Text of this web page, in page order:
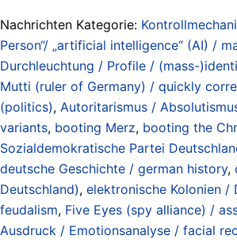
Nachrichten Kategorie:
Person“/ „artificial intelligence“ (AI) /
Durchleuchtung / Profile / (mass-
Mutti (ruler of Germany) / quickly
(politics), Autoritarismus /
variants, booting Merz, booting the
Sozialdemokratische Partei
deutsche Geschichte / german history,
Deutschland), elektronische Kolonien
feudalism, Five Eyes (spy alliance) /
Ausdruck / Emotionsanalyse / facial